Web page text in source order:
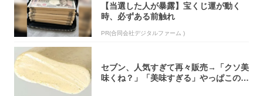
【当選した人が暴露】宝くじ運が動く
時、必ずある前触れ
PR(合同会社デジタルファーム )
セブン、人気すぎて再々販売→「クソ美
味くね？」「美味すぎる」やっぱこのク